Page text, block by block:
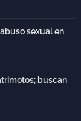
sexual en
buscan